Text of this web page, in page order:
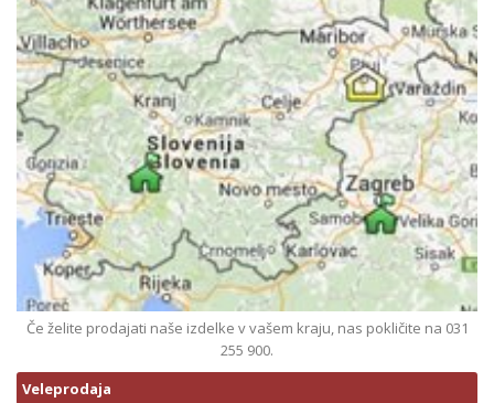
Če želite prodajati naše izdelke v vašem kraju, nas pokličite na 031
255 900.
Veleprodaja